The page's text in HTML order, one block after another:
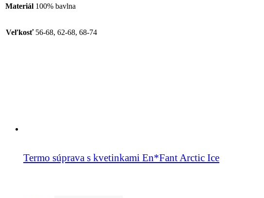
Materiál 100% bavlna
Veľkosť 56-68, 62-68, 68-74
Termo súprava s kvetinkami En*Fant Arctic Ice